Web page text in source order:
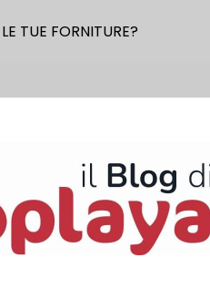
TUE FORNITURE?